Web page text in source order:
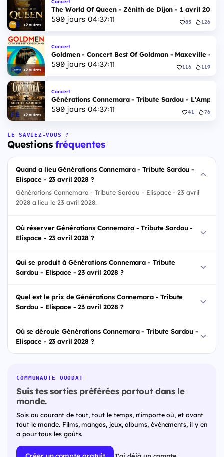
+2 autres
Concert
The World Of Queen - Zénith de Dijon - 1 avril 2028
599jours 04:37:10 85 126
+2 autres
Concert
Goldmen - Concert Best Of Goldman - Maxeville - 1
599jours 04:37:10 116 119
+2 autres
Concert
Générations Connemara - Tribute Sardou -
599jours 04:37:10 41 76
LE SAVIEZ-VOUS ?
Questionsfréquentes
Quand a lieu Générations Connemara - Tribute Sardou -
Elispace - 23 avril 2028 ?
Générations Connemara - Tribute Sardou - Elispace - 23 avril
2028 a lieu le 23 avril 2028.
Où réserver Générations Connemara - Tribute Sardou -
Elispace - 23 avril 2028 ?
Qui se produit à Générations Connemara - Tribute
Sardou - Elispace - 23 avril 2028 ?
Quel est le prix de Générations Connemara - Tribute
Sardou - Elispace - 23 avril 2028 ?
Où se déroule Générations Connemara - Tribute Sardou -
Elispace - 23 avril 2028 ?
COMMUNAUTÉ QUODAT
Suis tes sorties préférées partout dans le
monde.
Sois au courant de tout, tout le temps, n'importe où, et avant
tout le monde. Films, mangas, jeux, albums, événements, il y en
a pour tous les goûts.